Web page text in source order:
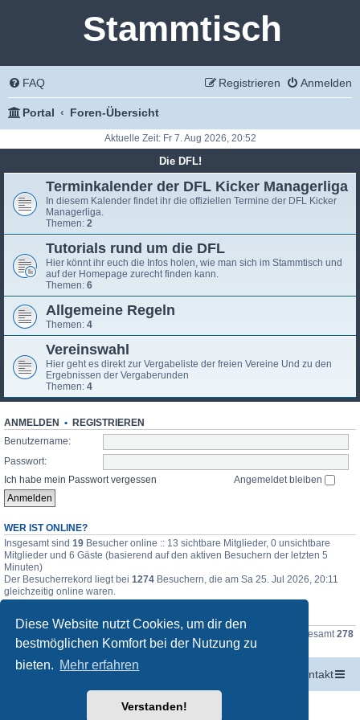
Diese Website nutzt Cookies, um dir den
bestmöglichen Komfort bei der Nutzung zu
bieten. Mehr erfahren
Verstanden!
Stammtisch
FAQ Anmelden
Registrieren
Portal Foren-Übersicht
Aktuelle Zeit: Fr 7. Aug 2026, 20:52
Die DFL!
Terminkalender der DFL Kicker Managerliga
In diesem Kalender findet ihr die offiziellen Termine der DFL Kicker
Managerliga.
Themen: 2
Tutorials rund um die DFL
Hier könnt ihr euch die Infos holen, wie man sich im Stammtisch und
auf der Homepage zurecht finden kann.
Themen: 6
Allgemeine Regeln
Themen: 4
Vereinswahl
Hier geht es direkt zur Vergabeliste der freien Vereine Und zu den
Ergebnissen der Vergaberunden
Themen: 4
ANMELDEN • REGISTRIEREN
Benutzername:
Passwort:
Ich habe mein Passwort vergessen
Angemeldet bleiben
WER IST ONLINE?
Insgesamt sind 19 Besucher online :: 13 sichtbare Mitglieder, 0 unsichtbare
Mitglieder und 6 Gäste (basierend auf den aktiven Besuchern der letzten 5
Minuten)
Der Besucherrekord liegt bei 1274 Besuchern, die am Sa 25. Jul 2026, 20:11
gleichzeitig online waren.
STATISTIK
• Mitglieder insgesamt278
• Unser neuestes Mitglied: Taimo81
Startseite Portal Kontakt
phpBB ® Forum Software © phpBB Limited